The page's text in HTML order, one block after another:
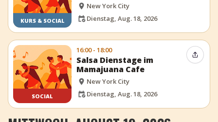
KURS & SOCIAL
New York City
Dienstag, Aug. 18, 2026
SOCIAL
16:00 - 18:00
Salsa Dienstage im
Mamajuana Cafe
New York City
Dienstag, Aug. 18, 2026
Event